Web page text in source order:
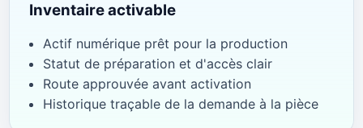
Inventaire activable
Actif numérique prêt pour la production
Statut de préparation et d'accès clair
Route approuvée avant activation
Historique traçable de la demande à la pièce